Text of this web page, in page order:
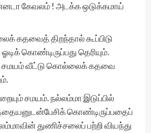
கேவலம் ! அடக்க ஒடுக்கமாய்
கதவைத் திறந்தால் கூப்பிடு
கொண்டிருப்பது தெரியும்.
சமயம் வீட்டு கொல்லைக் கதவை
சமயம். நல்லம்மா இடுப்பில்
கொண்டிருப்பதைப்
துணிச்சலைப் பற்றி வியந்து